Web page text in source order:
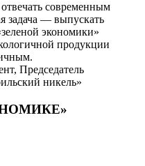
современным
задача — выпускать
экономики»
продукции
Председатель
никель»